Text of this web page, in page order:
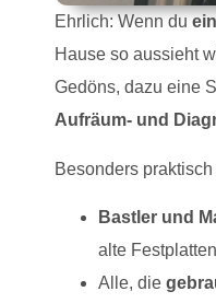
Ehrlich: Wenn du ein
Hause so aussieht
Gedöns, dazu eine
Aufräum- und
Besonders praktisch
Bastler und
alte
Alle, die